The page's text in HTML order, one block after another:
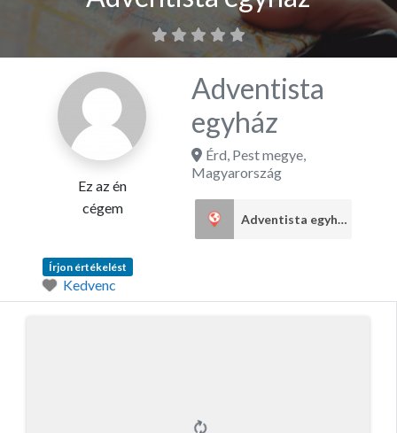
Ez az én
cégem
Adventista
egyház
Érd, Pest megye,
Magyarország
Adventista egyház
Írjon értékelést
Kedvenc